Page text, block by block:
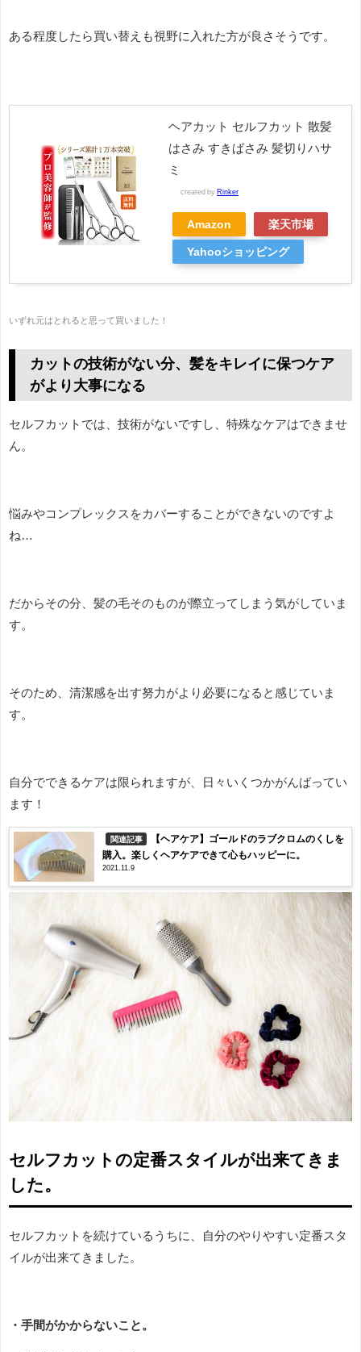
ある程度したら買い替えも視野に入れた方が良さそうです。
ヘアカット セルフカット 散髪
はさみ すきばさみ 髪切りハサ
ミ
created by Rinker
Amazon 楽天市場
Yahooショッピング
いずれ元はとれると思って買いました！
カットの技術がない分、髪をキレイに保つケア
がより大事になる
セルフカットでは、技術がないですし、特殊なケアはできませ
ん。
悩みやコンプレックスをカバーすることができないのですよ
ね…
だからその分、髪の毛そのものが際立ってしまう気がしていま
す。
そのため、清潔感を出す努力がより必要になると感じていま
す。
自分でできるケアは限られますが、日々いくつかがんばってい
ます！
関連記事
【ヘアケア】ゴールドのラブクロムのくしを
購入。楽しくヘアケアできて心もハッピーに。
2021.11.9
セルフカットの定番スタイルが出来てきま
した。
セルフカットを続けているうちに、自分のやりやすい定番スタ
イルが出来てきました。
・手間がかからないこと。